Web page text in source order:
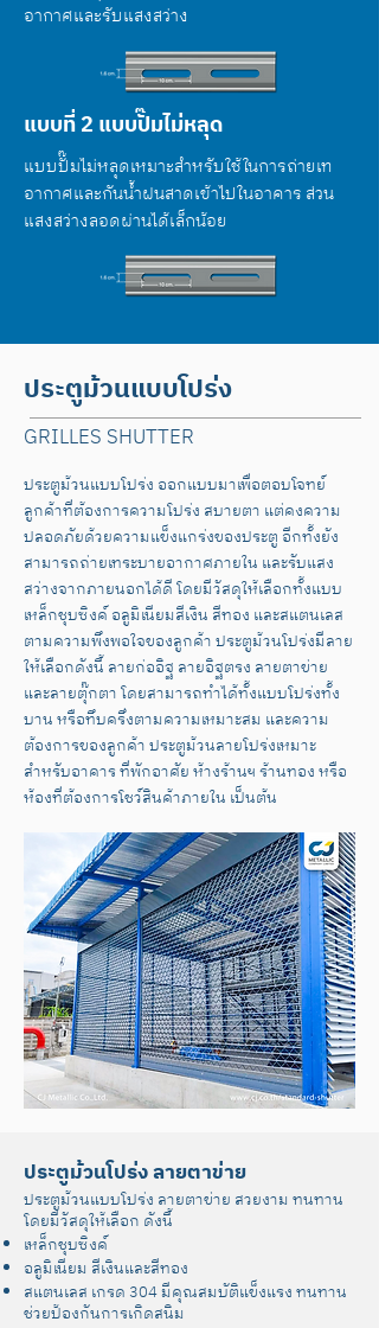
อากาศและรับแสงสว่าง
แบบที่ 2 แบบปั๊มไม่หลุด
แบบปั๊มไม่หลุดเหมาะสำหรับใช้ในการถ่ายเท
อากาศและกันน้ำฝนสาดเข้าไปในอาคาร ส่วน
แสงสว่างลอดผ่านได้เล็กน้อย
ประตูม้วนแบบโปร่ง
GRILLES SHUTTER
ประตูม้วนแบบโปร่ง ออกแบบมาเพื่อตอบโจทย์
ลูกค้าที่ต้องการความโปร่ง สบายตา แต่คงความ
ปลอดภัยด้วยความแข็งแกร่งของประตู อีกทั้งยัง
สามารถถ่ายเทระบายอากาศภายใน และรับแสง
สว่างจากภายนอกได้ดี โดยมีวัสดุให้เลือกทั้งแบบ
เหล็กชุบซิงค์ อลูมิเนียมสีเงิน สีทอง และสแตนเลส
ตามความพึงพอใจของลูกค้า ประตูม้วนโปร่งมีลาย
ให้เลือกดังนี้ ลายก่ออิฐ ลายอิฐตรง ลายตาข่าย
และลายตุ๊กตา โดยสามารถทำได้ทั้งแบบโปร่งทั้ง
บาน หรือทึบครึ่งตามความเหมาะสม และความ
ต้องการของลูกค้า ประตูม้วนลายโปร่งเหมาะ
สำหรับอาคาร ที่พักอาศัย ห้างร้านฯ ร้านทอง หรือ
ห้องที่ต้องการโชว์สินค้าภายใน เป็นต้น
ประตูม้วนโปร่ง ลายตาข่าย
ประตูม้วนแบบโปร่ง ลายตาข่าย สวยงาม ทนทาน
โดยมีวัสดุให้เลือก ดังนี้
เหล็กชุบซิงค์
อลูมิเนียม สีเงินและสีทอง
สแตนเลส เกรด 304 มีคุณสมบัติแข็งแรง ทนทาน
ช่วยป้องกันการเกิดสนิม